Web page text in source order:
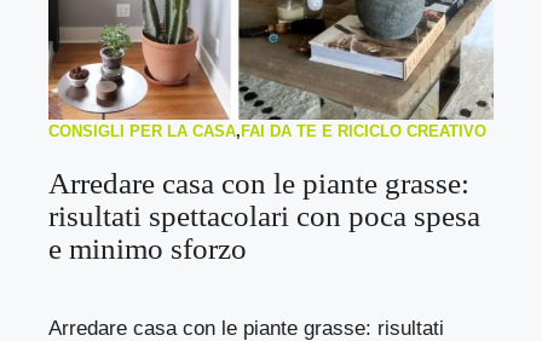
CONSIGLI PER LA CASA,FAI DA TE E RICICLO CREATIVO
Arredare casa con le piante grasse:
risultati spettacolari con poca spesa
e minimo sforzo
Arredare casa con le piante grasse: risultati